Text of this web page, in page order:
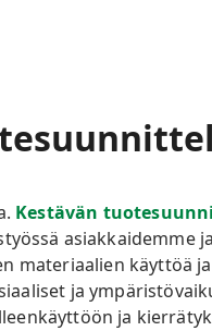
Kestävän
asiakkaidemme ja
materiaalien käyttöä
ja
ja